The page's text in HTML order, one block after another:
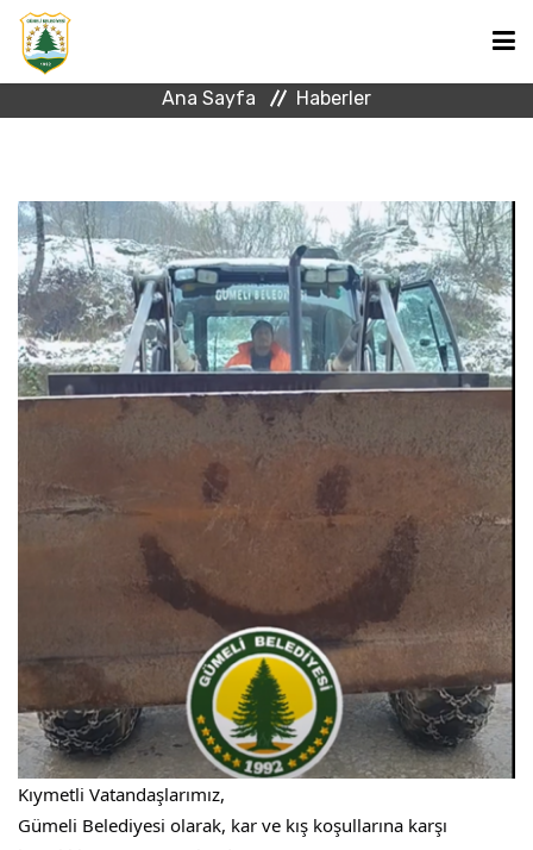
ANA SAYFA
BAŞKAN
KURUMSAL
HABERLER
FAALIYET RAPORLARI
Ana Sayfa Haberler
Kıymetli Vatandaşlarımız,
Gümeli Belediyesi olarak, kar ve kış koşullarına karşı